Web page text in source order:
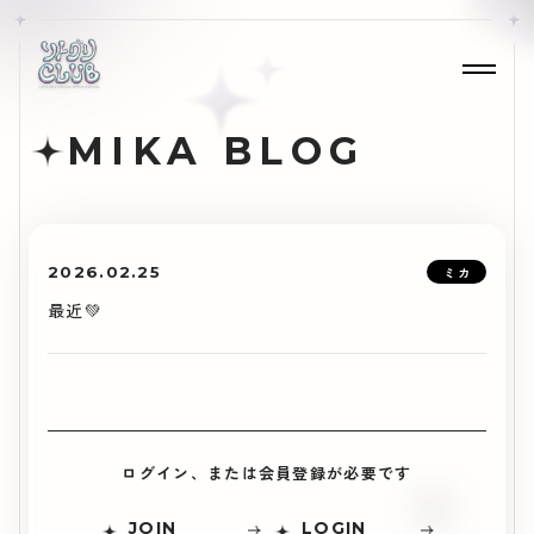
MIKA BLOG
2026.02.25 ミカ
最近💚
ログイン、または会員登録が必要です
JOIN LOGIN